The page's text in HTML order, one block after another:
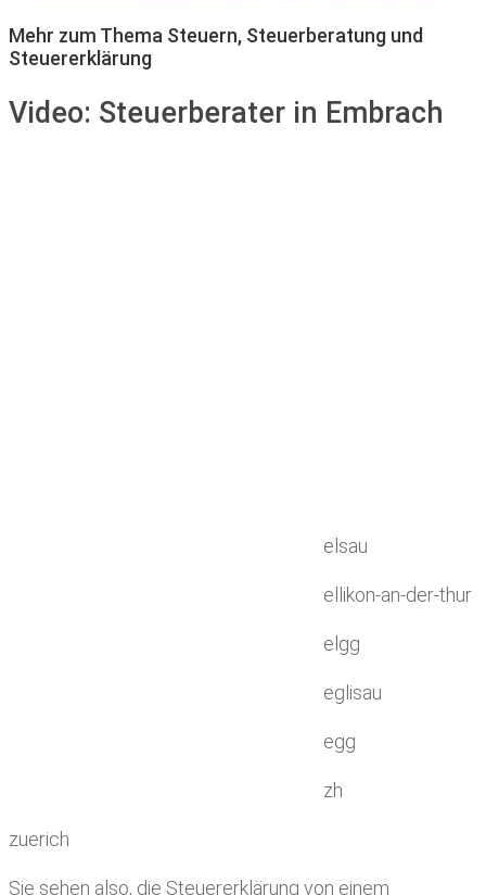
Mehr zum Thema Steuern, Steuerberatung und
Steuererklärung
Video: Steuerberater in Embrach
elsau
ellikon-an-der-thur
elgg
eglisau
egg
zh
zuerich
Sie sehen also, die Steuererklärung von einem